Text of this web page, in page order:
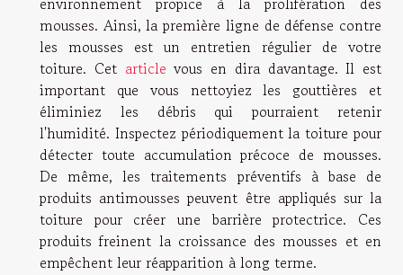
mousses. Ainsi, la première ligne de défense contre
les mousses est un entretien régulier de votre
toiture. Cet article vous en dira davantage. Il est
important que vous nettoyiez les gouttières et
éliminiez les débris qui pourraient retenir
l'humidité. Inspectez périodiquement la toiture pour
détecter toute accumulation précoce de mousses.
De même, les traitements préventifs à base de
produits antimousses peuvent être appliqués sur la
toiture pour créer une barrière protectrice. Ces
produits freinent la croissance des mousses et en
empêchent leur réapparition à long terme.